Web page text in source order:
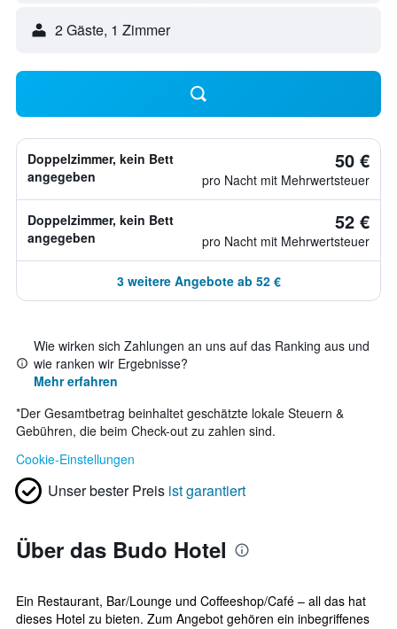
2 Gäste, 1 Zimmer
Doppelzimmer, kein Bett
angegeben
50 €
pro Nacht mit Mehrwertsteuer
Doppelzimmer, kein Bett
angegeben
52 €
pro Nacht mit Mehrwertsteuer
3 weitere Angebote ab 52 €
Wie wirken sich Zahlungen an uns auf das Ranking aus und
wie ranken wir Ergebnisse?
Mehr erfahren
*Der Gesamtbetrag beinhaltet geschätzte lokale Steuern &
Gebühren, die beim Check-out zu zahlen sind.
Cookie-Einstellungen
Unser bester Preis ist garantiert
Über das Budo Hotel
Ein Restaurant, Bar/Lounge und Coffeeshop/Café – all das hat
dieses Hotel zu bieten. Zum Angebot gehören ein inbegriffenes